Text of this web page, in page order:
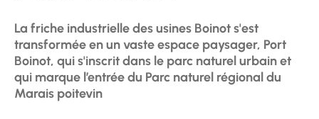
La friche industrielle des usines Boinot s'est
transformée en un vaste espace paysager, Port
Boinot, qui s'inscrit dans le parc naturel urbain et
qui marque l’entrée du Parc naturel régional du
Marais poitevin